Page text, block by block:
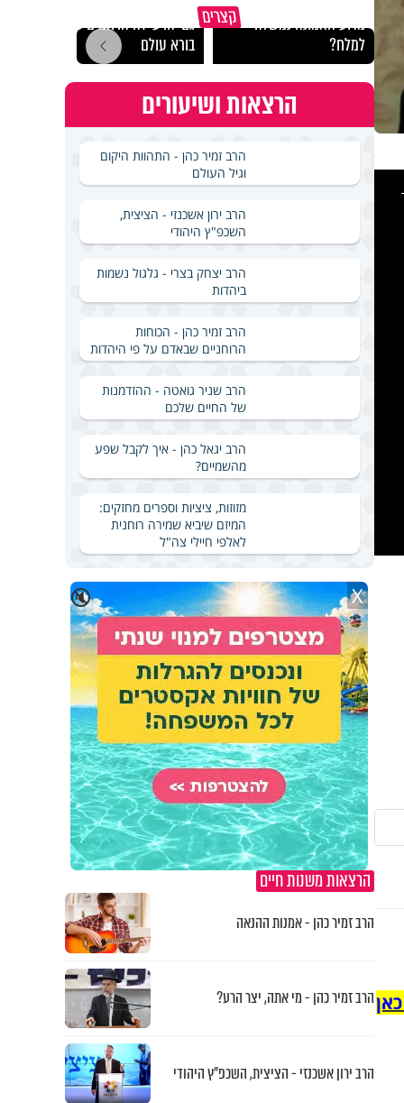
קצרים
מדוע האמונה נמשלה
למלח?
גם ׳הרע׳ זה הרחמים של
בורא עולם
הרצאות ושיעורים
הרב זמיר כהן - התהוות היקום
וגיל העולם
הרב ירון אשכנזי - הציצית,
השכפ"ץ היהודי
הרב יצחק בצרי - גלגול נשמות
ביהדות
הרב זמיר כהן - הכוחות
הרוחניים שבאדם על פי היהדות
הרב שניר גואטה - ההזדמנות
של החיים שלכם
הרב יגאל כהן - איך לקבל שפע
מהשמיים?
מזוזות, ציציות וספרים מחזקים:
המיזם שיביא שמירה רוחנית
לאלפי חיילי צה"ל
🔇 X
הרצאות משנות חיים
הרב זמיר כהן - אמנות ההנאה
הרב זמיר כהן - מי אתה, יצר הרע?
הרב ירון אשכנזי - הציצית, השכפ"ץ היהודי